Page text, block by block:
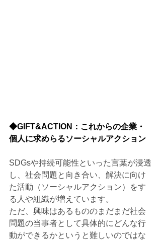
◆GIFT&ACTION：これからの企業・
個人に求めらるソーシャルアクション
SDGsや持続可能性といった言葉が浸透
し、社会問題と向き合い、解決に向け
た活動（ソーシャルアクション）をす
る人や組織が増えています。
ただ、興味はあるもののまだまだ社会
問題の当事者として具体的にどんな行
動ができるかというと難しいのではな